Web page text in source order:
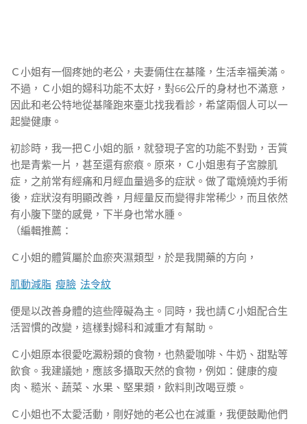
Ｃ小姐有一個疼她的老公，夫妻倆住在基隆，生活幸福美滿。
不過，Ｃ小姐的婦科功能不太好，對66公斤的身材也不滿意，
因此和老公特地從基隆跑來臺北找我看診，希望兩個人可以一
起變健康。
初診時，我一把Ｃ小姐的脈，就發現子宮的功能不對勁，舌質
也是青紫一片，甚至還有瘀痕。原來，Ｃ小姐患有子宮腺肌
症，之前常有經痛和月經血量過多的症狀。做了電燒燒灼手術
後，症狀沒有明顯改善，月經量反而變得非常稀少，而且依然
有小腹下墜的感覺，下半身也常水腫。
（編輯推薦：
Ｃ小姐的體質屬於血瘀夾濕類型，於是我開藥的方向，
肌動減脂 瘦臉 法令紋
便是以改善身體的這些障礙為主。同時，我也請Ｃ小姐配合生
活習慣的改變，這樣對婦科和減重才有幫助。
Ｃ小姐原本很愛吃澱粉類的食物，也熱愛咖啡、牛奶、甜點等
飲食。我建議她，應該多攝取天然的食物，例如：健康的瘦
肉、糙米、蔬菜、水果、堅果類，飲料則改喝豆漿。
Ｃ小姐也不太愛活動，剛好她的老公也在減重，我便鼓勵他們